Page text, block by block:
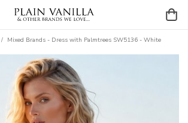
/ Mixed Brands - Dress with Palmtrees SW5136 - White